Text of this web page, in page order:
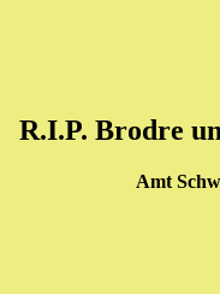
R.I.P. Brodre
Amt